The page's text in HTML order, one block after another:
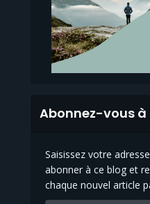
Abonnez-vous
Saisissez votre
abonner à ce blog et
chaque nouvel article